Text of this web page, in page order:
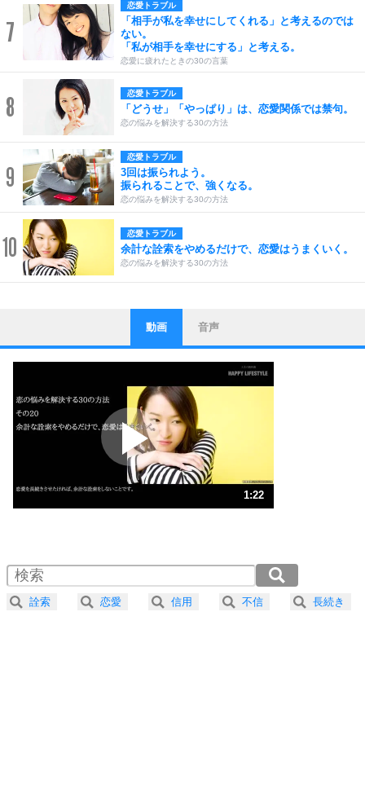
7
恋愛トラブル
「相手が私を幸せにしてくれる」と考えるのでは
ない。
「私が相手を幸せにする」と考える。
恋愛に疲れたときの30の言葉
8 恋愛トラブル
「どうせ」「やっぱり」は、恋愛関係では禁句。
恋の悩みを解決する30の方法
9
恋愛トラブル
3回は振られよう。
振られることで、強くなる。
恋の悩みを解決する30の方法
10 恋愛トラブル
余計な詮索をやめるだけで、恋愛はうまくいく。
恋の悩みを解決する30の方法
1
ストレス対策
他人と比べない。
いっそのこと、他人を見ない。
いらいらしない人になる30の方法
プラス思考
ポジティブになれない原因は、行動しないから。
ポジティブ思考になる30の方法
ストレス対策
人生、なんとかなるもの。
気楽に生きる30の方法
4 器の大きい人は、怒りを優しさで表現する。
プラス思考
動画 音声
1:22
2.0倍速 （162KB 41秒）
2.5倍速 （129KB 32秒）
3.0倍速 （108KB 27秒）
詮索 恋愛 信用 不信 長続き